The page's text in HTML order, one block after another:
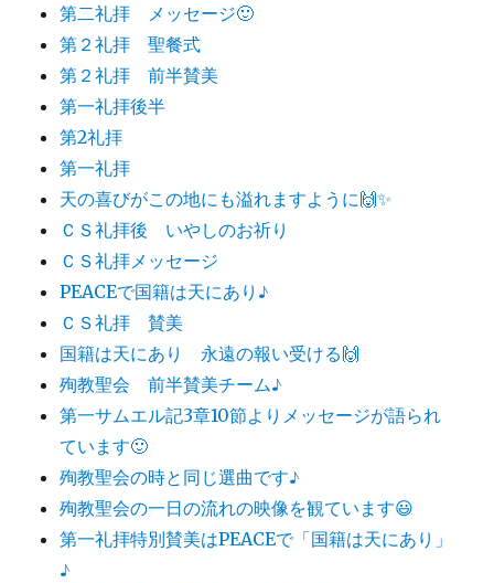
第二礼拝 メッセージ🙂
第２礼拝 聖餐式
第２礼拝 前半賛美
第一礼拝後半
第2礼拝
第一礼拝
天の喜びがこの地にも溢れますように🙌✨
ＣＳ礼拝後 いやしのお祈り
ＣＳ礼拝メッセージ
PEACEで国籍は天にあり♪
ＣＳ礼拝 賛美
国籍は天にあり 永遠の報い受ける🙌
殉教聖会 前半賛美チーム♪
第一サムエル記3章10節よりメッセージが語られ
ています🙂
殉教聖会の時と同じ選曲です♪
殉教聖会の一日の流れの映像を観ています😃
第一礼拝特別賛美はPEACEで「国籍は天にあり」
♪